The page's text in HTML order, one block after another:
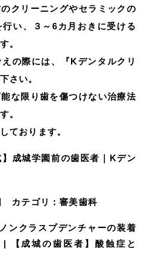
クリーニングやセラミックの
い、３～6カ月おきに受ける
。
の際には、『Kデンタルクリ
さい。
な限り歯を傷つけない治療法
。
ております。
】成城学園前の歯医者｜Kデン
カテゴリ：審美歯科
ンクラスプデンチャーの装着
|
【成城の歯医者】酸蝕症と